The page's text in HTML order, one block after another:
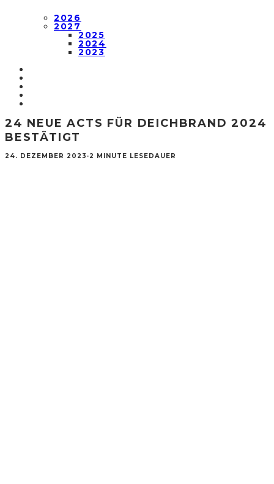
2026
2027
2025
2024
2023
24 NEUE ACTS FÜR DEICHBRAND 2024
BESTÄTIGT
24. DEZEMBER 2023 ·2 MINUTE LESEDAUER